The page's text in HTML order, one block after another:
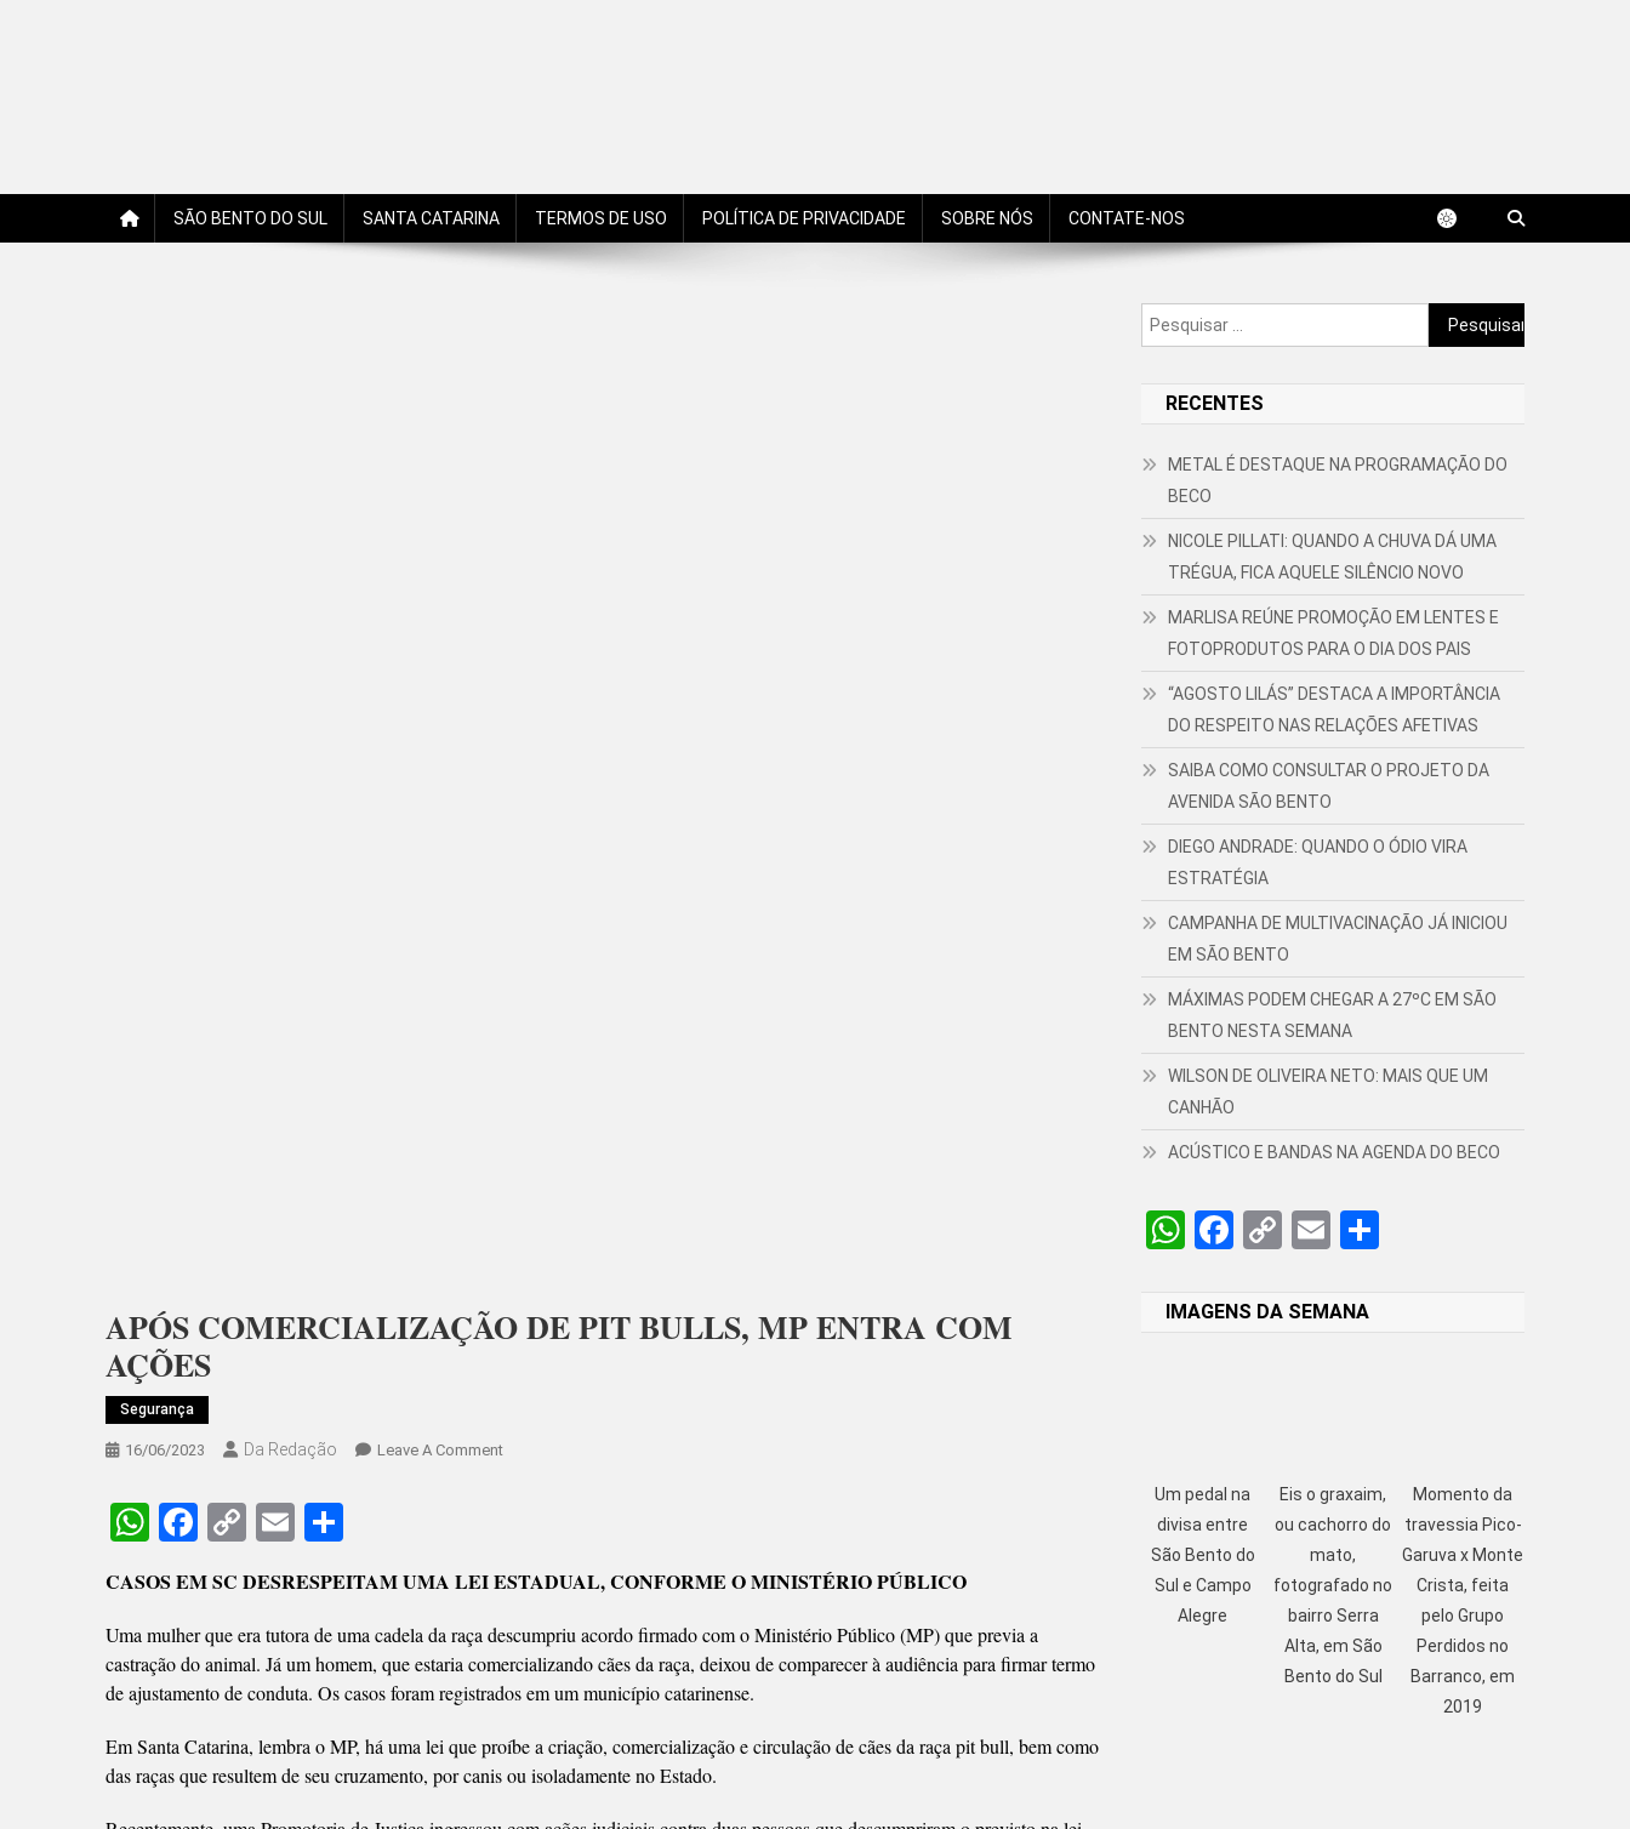
SÃO BENTO DO SUL SANTA CATARINA TERMOS DE USO POLÍTICA DE PRIVACIDADE SOBRE NÓS CONTATE-NOS
APÓS COMERCIALIZAÇÃO DE PIT BULLS, MP ENTRA COM
AÇÕES
Segurança
16/06/2023 Da Redação Leave A CommentOn
BULLS,
ENTRA
COM
AÇÕES
WhatsApp
Facebook
CopyEmail
CASOS EM SC DESRESPEITAM UMA LEI ESTADUAL, CONFORME O MINISTÉRIO PÚBLICO
Uma mulher que era tutora de uma cadela da raça descumpriu acordo firmado com o Ministério Público (MP) que previa a
castração do animal. Já um homem, que estaria comercializando cães da raça, deixou de comparecer à audiência para firmar termo
de ajustamento de conduta. Os casos foram registrados em um município catarinense.
Em Santa Catarina, lembra o MP, há uma lei que proíbe a criação, comercialização e circulação de cães da raça pit bull, bem como
das raças que resultem de seu cruzamento, por canis ou isoladamente no Estado.
Pesquisar
por:
RECENTES
METAL É DESTAQUE NA PROGRAMAÇÃO DO
BECO
NICOLE PILLATI: QUANDO A CHUVA DÁ UMA
TRÉGUA, FICA AQUELE SILÊNCIO NOVO
MARLISA REÚNE PROMOÇÃO EM LENTES E
FOTOPRODUTOS PARA O DIA DOS PAIS
“AGOSTO LILÁS” DESTACA A IMPORTÂNCIA
DO RESPEITO NAS RELAÇÕES AFETIVAS
SAIBA COMO CONSULTAR O PROJETO DA
AVENIDA SÃO BENTO
DIEGO ANDRADE: QUANDO O ÓDIO VIRA
ESTRATÉGIA
CAMPANHA DE MULTIVACINAÇÃO JÁ INICIOU
EM SÃO BENTO
MÁXIMAS PODEM CHEGAR A 27ºC EM SÃO
BENTO NESTA SEMANA
WILSON DE OLIVEIRA NETO: MAIS QUE UM
CANHÃO
ACÚSTICO E BANDAS NA AGENDA DO BECO
WhatsApp
Facebook
CopyEmail
IMAGENS DA SEMANA
Um pedal na
divisa entre
São Bento do
Sul e Campo
Alegre
Eis o graxaim,
ou cachorro do
mato,
fotografado no
bairro Serra
Alta, em São
Bento do Sul
Momento da
travessia Pico-
Garuva x Monte
Crista, feita
pelo Grupo
Perdidos no
Barranco, em
2019